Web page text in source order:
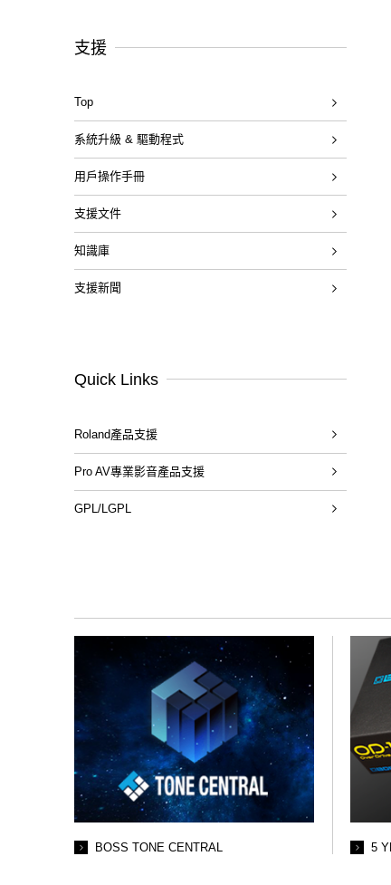
支援
Top
系統升級 & 驅動程式
用戶操作手冊
支援文件
知識庫
支援新聞
Quick Links
Roland產品支援
Pro AV專業影音產品支援
GPL/LGPL
BOSS TONE CENTRAL 5